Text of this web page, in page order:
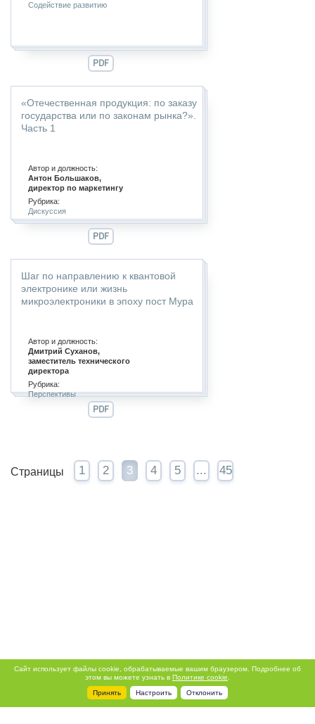
Содействие развитию
PDF
«Отечественная продукция: по заказу
государства или по законам рынка?».
Часть 1
Автор и должность:
Антон Большаков,
директор по маркетингу
Рубрика:
Дискуссия
PDF
Шаг по направлению к квантовой
электронике или жизнь
микроэлектроники в эпоху пост Мура
Автор и должность:
Дмитрий Суханов,
заместитель технического
директора
Рубрика:
Перспективы
PDF
Страницы 1 2 3 4 5 ... 45
Сайт использует файлы cookie, обрабатываемые вашим браузером. Подробнее об
этом вы можете узнать в Политике cookie
Принять
Настроить Отклонить